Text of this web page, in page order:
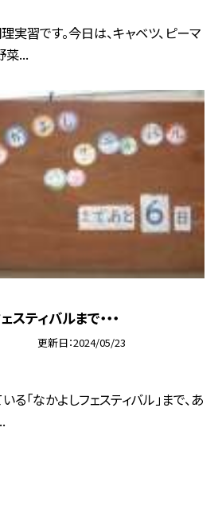
実習です。今日は、キャベツ、ピーマ
菜...
スティバルまで・・・
更新日 2024/05/23
「なかよしフェスティバル」まで、あ